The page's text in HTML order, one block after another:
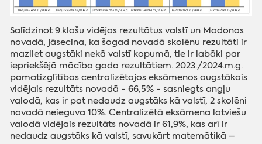
Salīdzinot 9.klašu vidējos rezultātus valstī un Madonas
novadā, jāsecina, ka šogad novadā skolēnu rezultāti ir
mazliet augstāki nekā valstī kopumā, tie ir labāki par
iepriekšējā mācība gada rezultātiem. 2023./2024.m.g.
pamatizglītības centralizētajos eksāmenos augstākais
vidējais rezultāts novadā - 66,5% - sasniegts angļu
valodā, kas ir pat nedaudz augstāks kā valstī, 2 skolēni
novadā neieguva 10%. Centralizētā eksāmena latviešu
valodā vidējais rezultāts novadā ir 61,9%, kas arī ir
nedaudz augstāks kā valstī, savukārt matemātikā –